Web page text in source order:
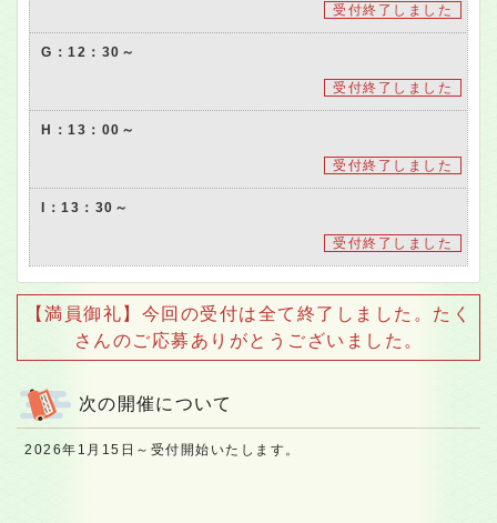
受付終了しました
G：12：30～
受付終了しました
H：13：00～
受付終了しました
I：13：30～
受付終了しました
【満員御礼】今回の受付は全て終了しました。たく
さんのご応募ありがとうございました。
次の開催について
2026年1月15日～受付開始いたします。